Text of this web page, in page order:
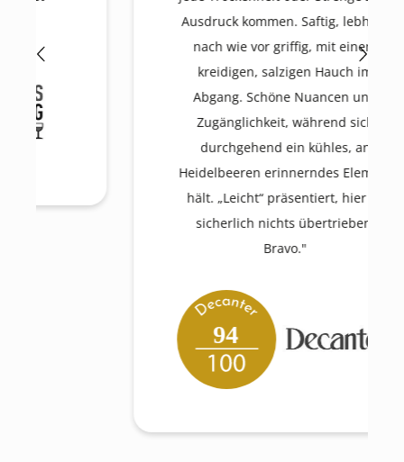
Ausdruck kommen. Saftig, lebhaft,
nach wie vor griffig, mit einem
kreidigen, salzigen Hauch im
Abgang. Schöne Nuancen und
Zugänglichkeit, während sich
durchgehend ein kühles, an
Heidelbeeren erinnerndes Element
hält. „Leicht“ präsentiert, hier ist
sicherlich nichts übertrieben.